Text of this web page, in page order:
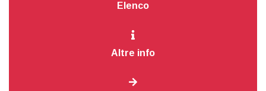
Elenco
Altre info